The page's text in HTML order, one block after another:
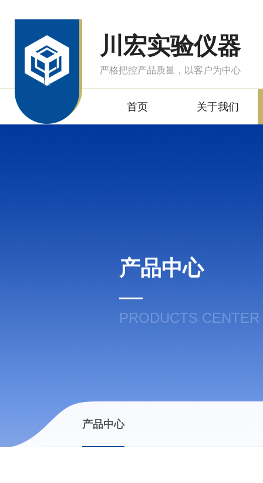
川宏实验仪器
严格把控产品质量，以客户为中心
首页 关于我们
产品中心
PRODUCTS CENTER
产品中心